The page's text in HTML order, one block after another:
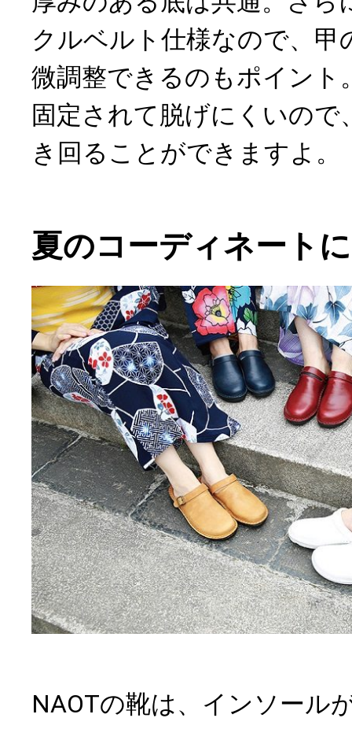
クルベルト仕様なので、甲
微調整できるのもポイント
固定されて脱げにくいので
き回ることができますよ。
夏のコーディネート
NAOTの靴は、インソール